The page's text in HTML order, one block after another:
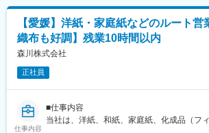
・社員の採用、規定改定、制度改定、主要
・施設、設備の環境整備 等
■組織構成：
■働き方：
ております◎
【愛媛】洋紙・家庭紙などのルート営
織布も好調】残業10時間以内
森川株式会社
正社員
仕事内容
■仕事内容
当社は、洋紙、和紙、家庭紙、化成品（フ